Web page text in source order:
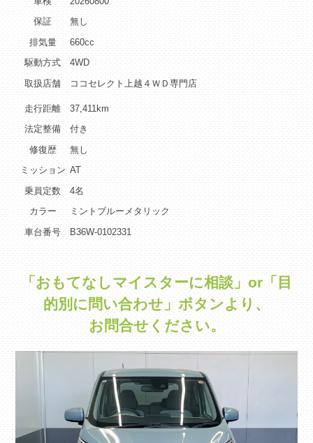
保証
無し
排気量
660cc
駆動方式
4WD
取扱店舗
ココセレクト上越４ＷＤ専門店
走行距離
37,411km
法定整備
付き
修復歴
無し
ミッション AT
乗員定数
4名
カラー
ミントブルーメタリック
車台番号
B36W-0102331
「おもてなしマイスターに相談」or「目
的別に問い合わせ」ボタンより、
お問合せください。